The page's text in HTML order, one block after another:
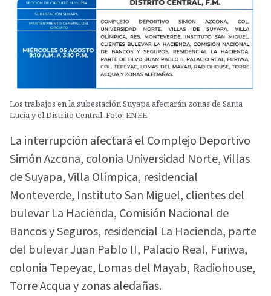
Los trabajos en la subestación Suyapa afectarán zonas de Santa
Lucía y el Distrito Central. Foto: ENEE
La interrupción afectará el Complejo Deportivo
Simón Azcona, colonia Universidad Norte, Villas
de Suyapa, Villa Olímpica, residencial
Monteverde, Instituto San Miguel, clientes del
bulevar La Hacienda, Comisión Nacional de
Bancos y Seguros, residencial La Hacienda, parte
del bulevar Juan Pablo II, Palacio Real, Furiwa,
colonia Tepeyac, Lomas del Mayab, Radiohouse,
Torre Acqua y zonas aledañas.